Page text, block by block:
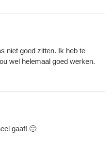
niet goed zitten. Ik heb te
wel helemaal goed werken.
gaaf! 🙂